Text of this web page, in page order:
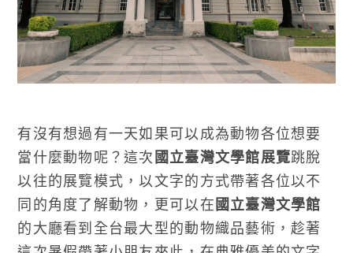
有沒有想過有一天如果可以成為動物各位想要
當什麼動物呢？這次 國立臺灣文學館展覽跳脫
以往的展覽模式，以文字的方式帶著各位以不
同的角度了解動物，更可以在 國立臺灣文學館
的大廳看到全台最大型的動物織品藝術，趁著